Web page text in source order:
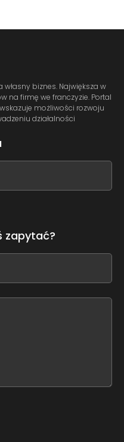
biznes. Największa w
na firmę we franczyzie. Portal
możliwości rozwoju
działalności
zapytać?